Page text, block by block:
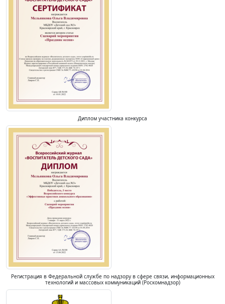
Диплом участника конкурса
Регистрация в Федеральной службе по надзору в сфере связи, информационных
технологий и массовых коммуникаций (Роскомнадзор)